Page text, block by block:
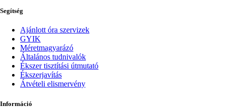
Segítség
Ajánlott óra szervizek
GYIK
Méretmagyarázó
Általános tudnivalók
Ékszer tisztítási útmutató
Ékszerjavítás
Átvételi elismervény
Információ